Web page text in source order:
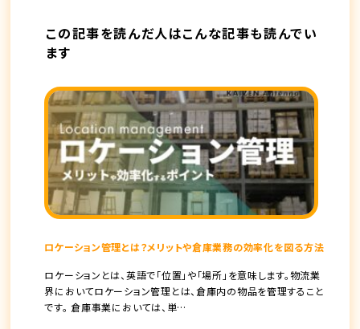
この記事を読んだ人はこんな記事も読んでい
ます
ロケーション管理とは？メリットや倉庫業務の効率化を図る方法
ロケーションとは、英語で「位置」や「場所」を意味します。物流業
界においてロケーション管理とは、倉庫内の物品を管理すること
です。 倉庫事業においては、単…